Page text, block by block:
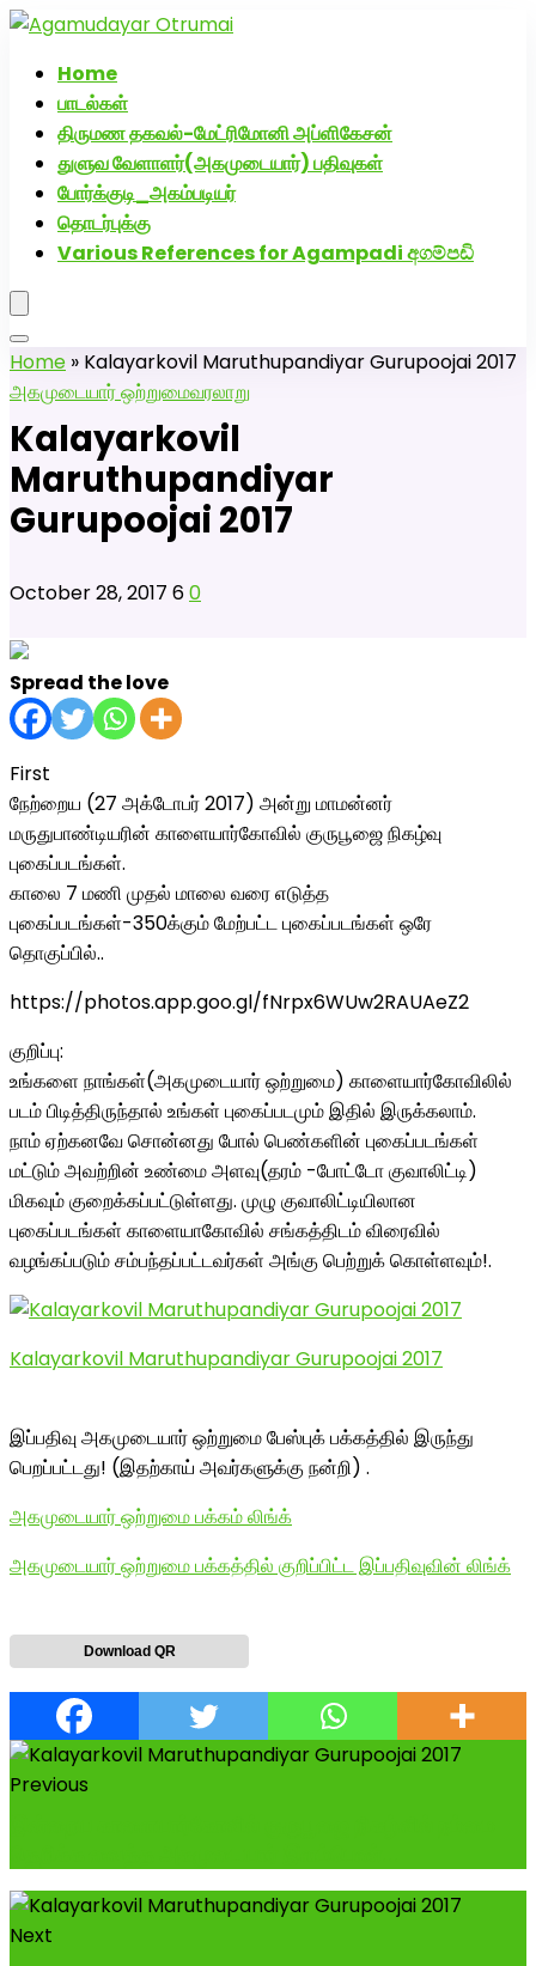
Home
பாடல்கள்
திருமண தகவல்-மேட்ரிமோனி அப்ளிகேசன்
துளுவ வேளாளர்(அகமுடையார்) பதிவுகள்
போர்க்குடி_அகம்படியர்
தொடர்புக்கு
Various References for Agampadi අගම්පඩි
Home » Kalayarkovil Maruthupandiyar Gurupoojai 2017
அகமுடையார் ஒற்றுமைவரலாறு
Kalayarkovil
Maruthupandiyar
Gurupoojai 2017
October 28, 2017 60
Spread the love
First
நேற்றைய (27 அக்டோபர் 2017) அன்று மாமன்னர்
மருதுபாண்டியரின் காளையார்கோவில் குருபூஜை நிகழ்வு
புகைப்படங்கள்.
காலை 7 மணி முதல் மாலை வரை எடுத்த
புகைப்படங்கள்-350க்கும் மேற்பட்ட புகைப்படங்கள் ஒரே
தொகுப்பில்..
https://photos.app.goo.gl/fNrpx6WUw2RAUAeZ2
குறிப்பு:
உங்களை நாங்கள்(அகமுடையார் ஒற்றுமை) காளையார்கோவிலில்
படம் பிடித்திருந்தால் உங்கள் புகைப்படமும் இதில் இருக்கலாம்.
நாம் ஏற்கனவே சொன்னது போல் பெண்களின் புகைப்படங்கள்
மட்டும் அவற்றின் உண்மை அளவு(தரம் -போட்டோ குவாலிட்டி)
மிகவும் குறைக்கப்பட்டுள்ளது. முழு குவாலிட்டியிலான
புகைப்படங்கள் காளையாகோவில் சங்கத்திடம் விரைவில்
வழங்கப்படும் சம்பந்தப்பட்டவர்கள் அங்கு பெற்றுக் கொள்ளவும்!.
Kalayarkovil Maruthupandiyar Gurupoojai 2017
இப்பதிவு அகமுடையார் ஒற்றுமை பேஸ்புக் பக்கத்தில் இருந்து
பெறப்பட்டது! (இதற்காய் அவர்களுக்கு நன்றி) .
அகமுடையார் ஒற்றுமை பக்கம் லிங்க்
அகமுடையார் ஒற்றுமை பக்கத்தில் குறிப்பிட்ட இப்பதிவுவின் லிங்க்
Download QR
Previous
Next
அகமுடையார் திருமண வரன்களுக்கு அகமுடையார்மேட்ரி-